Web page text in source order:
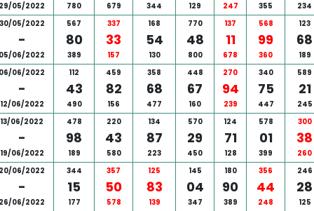
05/2022 780 679 344 129 247 355
234
05/2022
-
06/2022
567
80
389
337
33
157
168
54
130
770
48
800
137
11
678
568
99
360
123
68
189
06/2022
-
12/06/2022
112
43
490
459
82
156
358
68
477
448
67
160
270
94
239
340
75
447
589
21
245
13/06/2022
-
19/06/2022
478
98
189
220
43
580
134
87
223
570
29
450
124
71
128
578
01
399
300
38
260
06/2022
-
06/2022
344
15
177
357
50
578
125
83
139
145
04
347
180
90
389
356
44
248
246
28
125